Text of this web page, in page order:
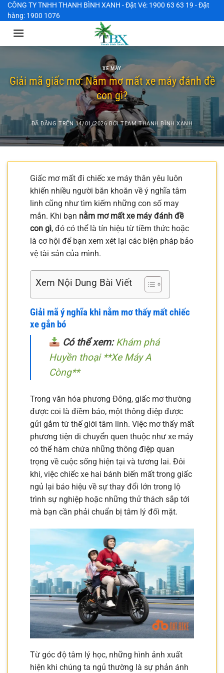
Chuyển
đến
CÔNG TY TNHH THANH BÌNH XANH - Đặt Vé: 1900 63 63 19 - Đặt
hàng: 1900 1076
XE MÁY
Giải mã giấc mơ: Nằm mơ mất xe máy đánh đề
con gì?
ĐÃ ĐĂNG TRÊN14/01/2026 BỞITEAM THANH BÌNH XANH
Giấc mơ mất đi chiếc xe máy thân yêu luôn
khiến nhiều người băn khoăn về ý nghĩa tâm
linh cũng như tìm kiếm những con số may
mắn. Khi bạn nằm mơ mất xe máy đánh đề
con gì, đó có thể là tín hiệu từ tiềm thức hoặc
là cơ hội để bạn xem xét lại các biện pháp bảo
vệ tài sản của mình.
Xem Nội Dung Bài Viết
Giải mã ý nghĩa khi nằm mơ thấy mất chiếc
xe gắn bó
Có thể xem:Khám phá
Huyền thoại **Xe Máy A
Còng**
Trong văn hóa phương Đông, giấc mơ thường
được coi là điềm báo, một thông điệp được
gửi gắm từ thế giới tâm linh. Việc mơ thấy mất
phương tiện di chuyển quen thuộc như xe máy
có thể hàm chứa những thông điệp quan
trọng về cuộc sống hiện tại và tương lai. Đôi
khi, việc chiếc xe hai bánh biến mất trong giấc
ngủ lại báo hiệu về sự thay đổi lớn trong lộ
trình sự nghiệp hoặc những thử thách sắp tới
mà bạn cần phải chuẩn bị tâm lý đối mặt.
Từ góc độ tâm lý học, những hình ảnh xuất
hiện khi chúng ta ngủ thường là sự phản ánh